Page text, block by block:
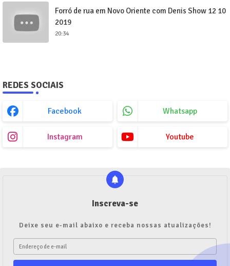
Forró de rua em Novo Oriente com Denis Show 12 10
2019
20:34
REDES SOCIAIS
Facebook Whatsapp
Instagram Youtube
Inscreva-se
Deixe seu e-mail abaixo e receba nossas atualizações!